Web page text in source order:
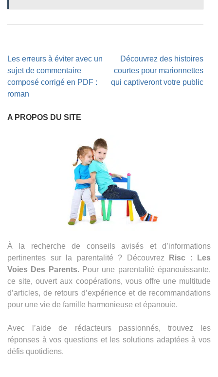
Navigation
de
l’article
Les erreurs à éviter avec un
sujet de commentaire
composé corrigé en PDF :
roman
Découvrez des histoires
courtes pour marionnettes
qui captiveront votre public
A PROPOS DU SITE
À la recherche de conseils avisés et d’informations
pertinentes sur la parentalité ? Découvrez
Risc : Les
Voies Des Parents. Pour une parentalité épanouissante,
ce site, ouvert aux coopérations, vous offre une multitude
d’articles, de retours d’expérience et de recommandations
pour une vie de famille harmonieuse et épanouie.
Avec l’aide de rédacteurs passionnés, trouvez les
réponses à vos questions et les solutions adaptées à vos
défis quotidiens.